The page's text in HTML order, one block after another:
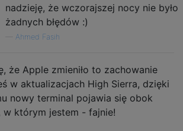
nadzieję, że wczorajszej nocy nie było
żadnych błędów :)
Ahmed Fasih
że Apple zmieniło to zachowanie
w aktualizacjach High Sierra, dzięki
nowy terminal pojawia się obok
w którym jestem - fajnie!